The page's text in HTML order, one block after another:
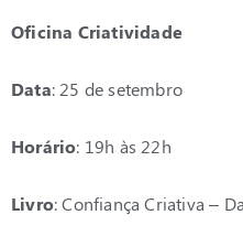
Oficina Criatividade
Data: 25 de setembro
Horário: 19h às 22h
Livro: Confiança Criativa –